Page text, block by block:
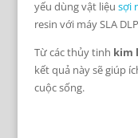
yếu dùng vật liệu sợi
resin với máy SLA DLP
Từ các thủy tinh kim
kết quả này sẽ giúp
cuộc sống.